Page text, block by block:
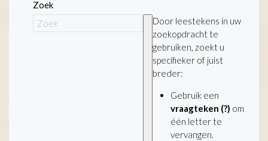
Zoek
Door leestekens in uw
zoekopdracht te
gebruiken, zoekt u
specifieker of juist
breder:
Gebruik een
vraagteken (?) om
één letter te
vervangen.